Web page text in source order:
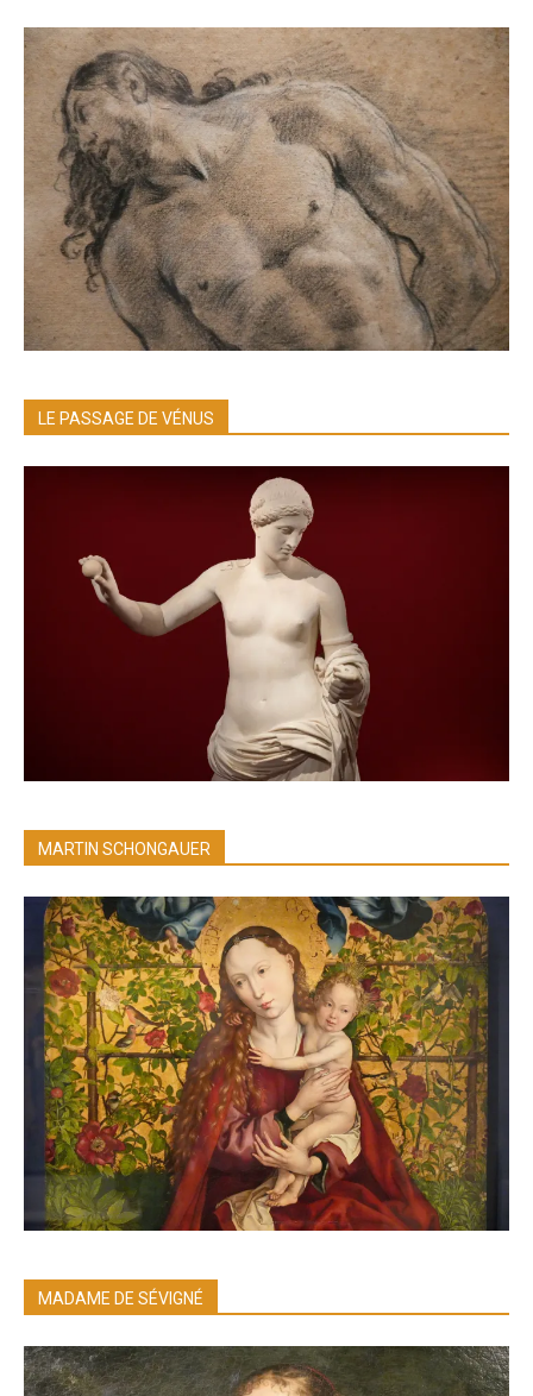
LE PASSAGE DE VÉNUS
MARTIN SCHONGAUER
MADAME DE SÉVIGNÉ